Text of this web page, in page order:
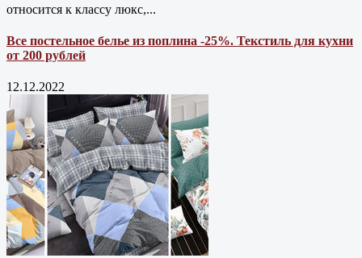
относится к классу люкс,...
Все постельное белье из поплина -25%. Текстиль для кухни
от 200 рублей
12.12.2022